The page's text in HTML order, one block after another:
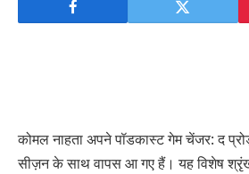
कोमल नाहता अपने पॉडकास्ट गेम चेंजर: द
सीज़न के साथ वापस आ गए हैं। यह विशेष